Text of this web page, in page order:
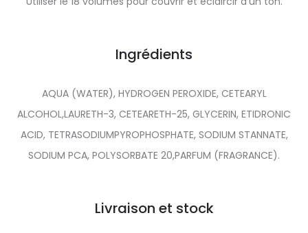
Ingrédients
AQUA (WATER), HYDROGEN PEROXIDE, CETEARYL
ALCOHOL,LAURETH-3, CETEARETH-25, GLYCERIN, ETIDRONIC
ACID, TETRASODIUMPYROPHOSPHATE, SODIUM STANNATE,
SODIUM PCA, POLYSORBATE 20,PARFUM (FRAGRANCE).
Livraison et stock